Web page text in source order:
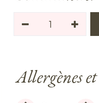
Allergènes